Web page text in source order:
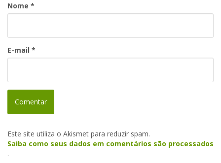
Nome *
E-mail *
Este site utiliza o Akismet para reduzir spam.
Saiba como seus dados em comentários são processados
.